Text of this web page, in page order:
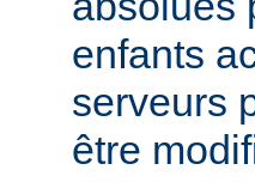
enfants
serveurs
être